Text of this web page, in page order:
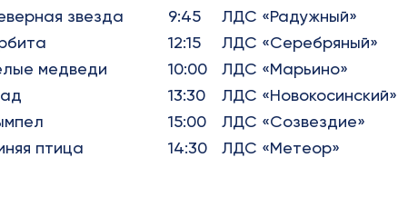
звезда 9:45
ЛДС «Радужный»
12:15
ЛДС «Серебряный»
медведи 10:00
ЛДС «Марьино»
13:30
ЛДС «Новокосинский»
15:00
ЛДС «Созвездие»
птица 14:30 ЛДС «Метеор»